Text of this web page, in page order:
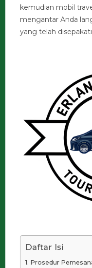
kemudian mobil
mengantar Anda
yang telah
Daftar Isi
Prosedur